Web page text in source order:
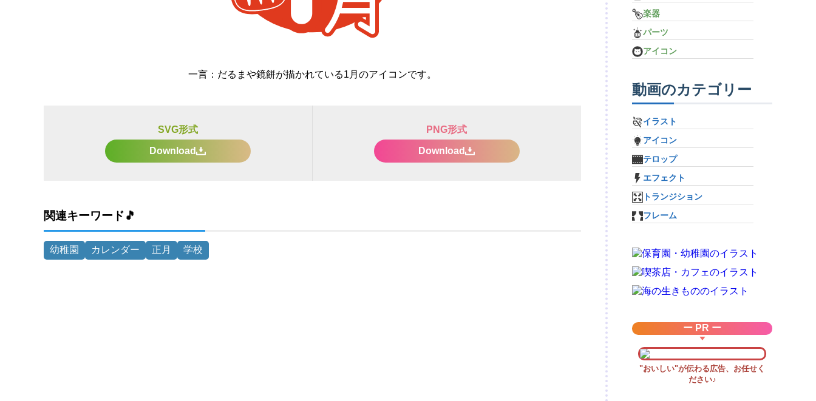
一言： だるまや鏡餅が描かれている1月のアイコンです。
SVG形式
Download
PNG形式
Download
関連キーワード🎵
幼稚園 カレンダー 正月 学校
楽器
パーツ
アイコン
動画のカテゴリー
イラスト
アイコン
テロップ
エフェクト
トランジション
フレーム
ー PR ー
"おいしい"が伝わる広告、お任せく
ださい♪